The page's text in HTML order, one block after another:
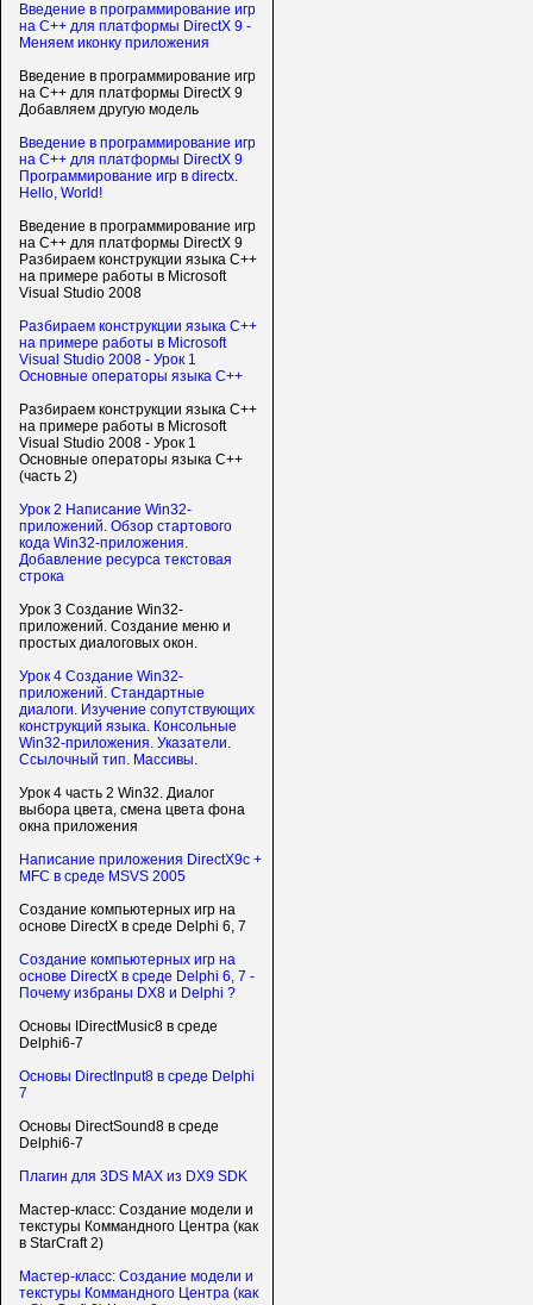
Введение в программирование игр
на С++ для платформы DirectX 9 -
Меняем иконку приложения
Введение в программирование игр
на С++ для платформы DirectX 9
Добавляем другую модель
Введение в программирование игр
на С++ для платформы DirectX 9
Программирование игр в directx.
Hello, World!
Введение в программирование игр
на С++ для платформы DirectX 9
Разбираем конструкции языка C++
на примере работы в Microsoft
Visual Studio 2008
Разбираем конструкции языка C++
на примере работы в Microsoft
Visual Studio 2008 - Урок 1
Основные операторы языка C++
Разбираем конструкции языка C++
на примере работы в Microsoft
Visual Studio 2008 - Урок 1
Основные операторы языка C++
(часть 2)
Урок 2 Написание Win32-
приложений. Обзор стартового
кода Win32-приложения.
Добавление ресурса текстовая
строка
Урок 3 Создание Win32-
приложений. Создание меню и
простых диалоговых окон.
Урок 4 Создание Win32-
приложений. Стандартные
диалоги. Изучение сопутствующих
конструкций языка. Консольные
Win32-приложения. Указатели.
Ссылочный тип. Массивы.
Урок 4 часть 2 Win32. Диалог
выбора цвета, смена цвета фона
окна приложения
Написание приложения DirectX9c +
MFC в среде MSVS 2005
Создание компьютерных игр на
основе DirectX в среде Delphi 6, 7
Создание компьютерных игр на
основе DirectX в среде Delphi 6, 7 -
Почему избраны DX8 и Delphi ?
Основы IDirectMusic8 в среде
Delphi6-7
Основы DirectInput8 в среде Delphi
7
Основы DirectSound8 в среде
Delphi6-7
Плагин для 3DS MAX из DX9 SDK
Мастер-класс: Создание модели и
текстуры Коммандного Центра (как
в StarCraft 2)
Мастер-класс: Создание модели и
текстуры Коммандного Центра (как